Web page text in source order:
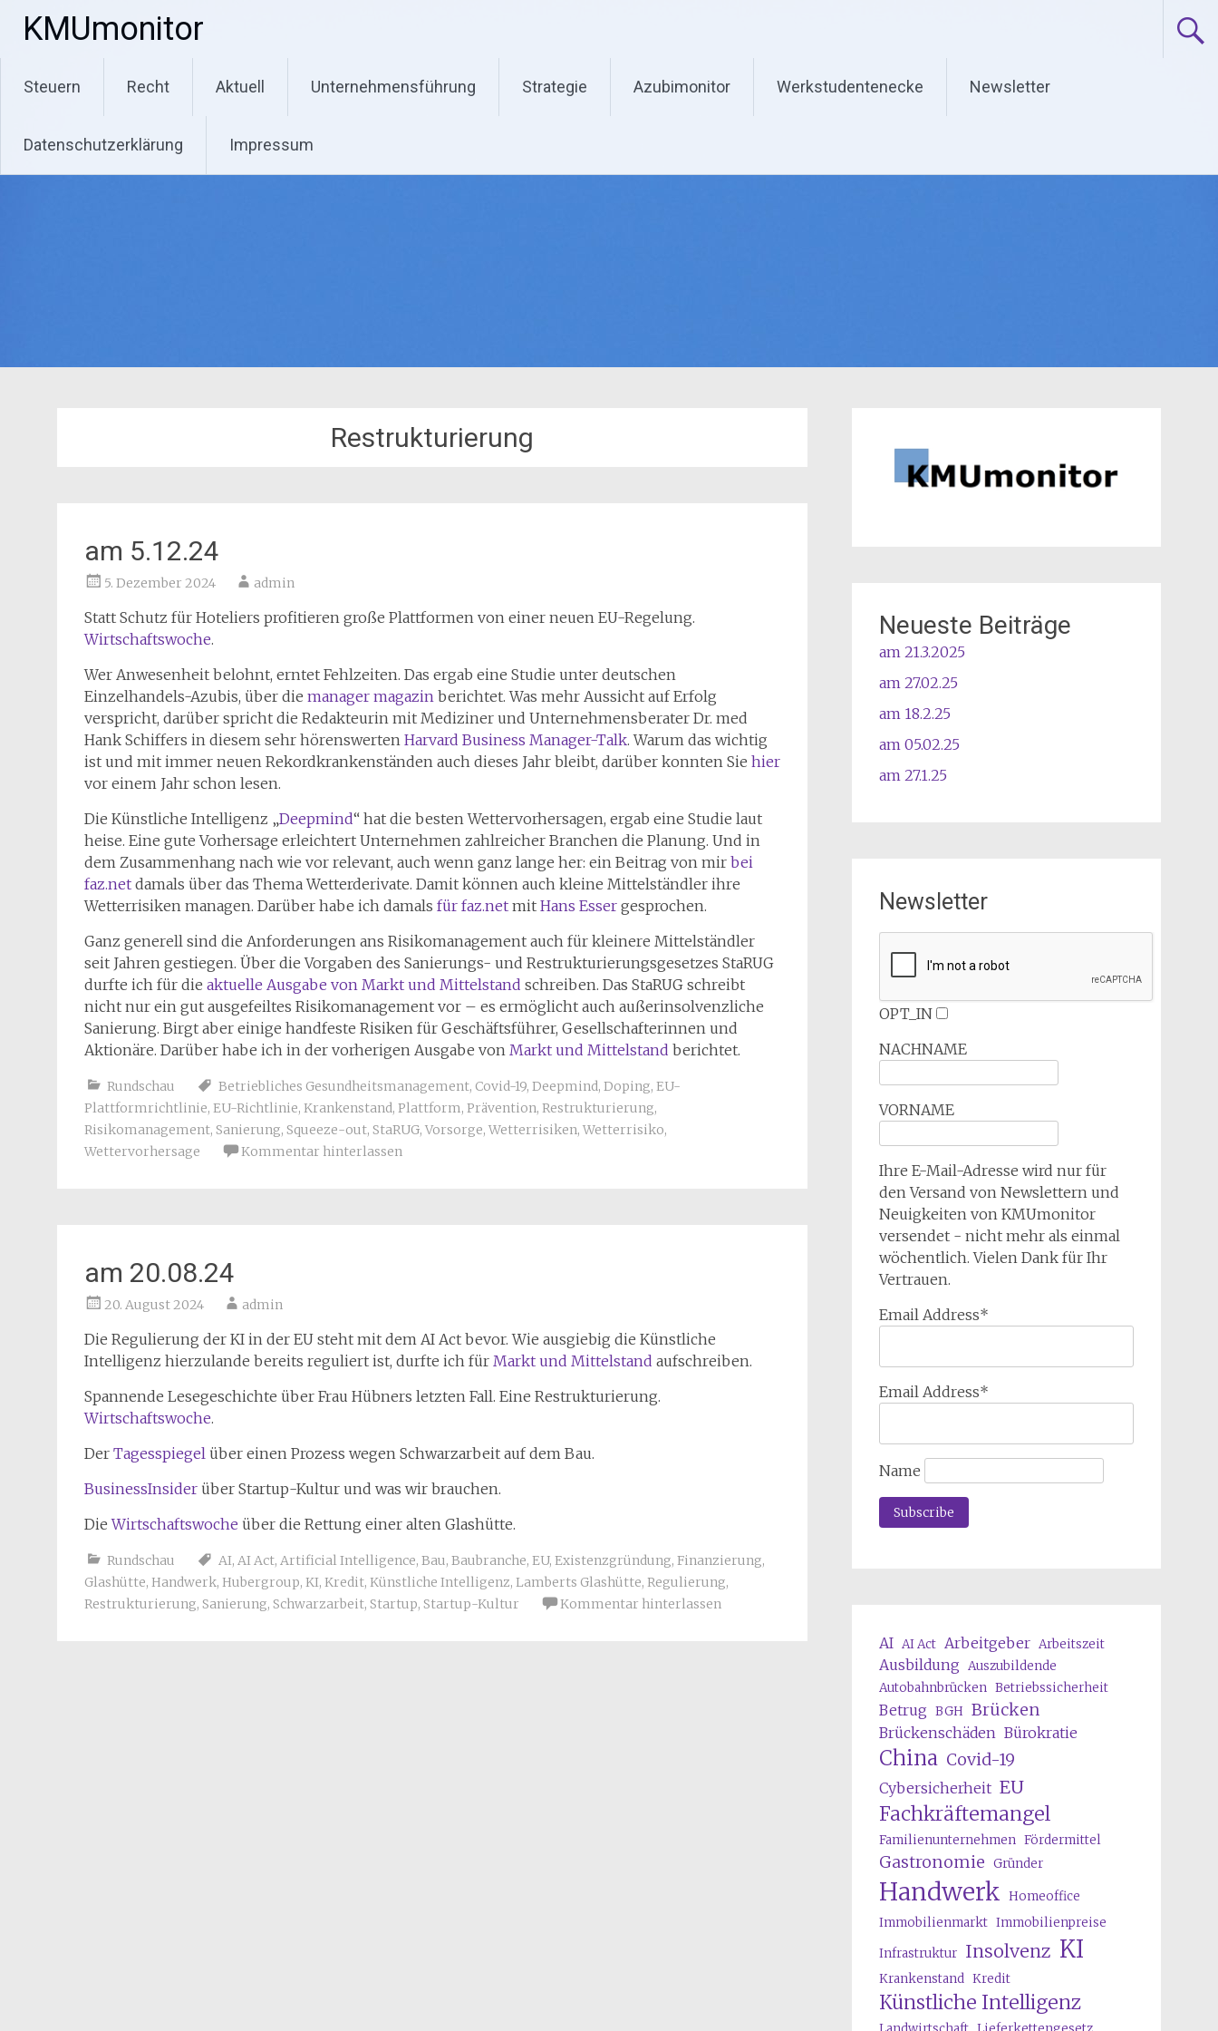
Inhalt
springen
KMUmonitor
Steuern Recht Aktuell Unternehmensführung Strategie Azubimonitor Werkstudentenecke Newsletter
Datenschutzerklärung Impressum
Restrukturierung
am 5.12.24
5. Dezember 2024 admin
Statt Schutz für Hoteliers profitieren große Plattformen von einer neuen EU-Regelung.
Wirtschaftswoche.
Wer Anwesenheit belohnt, erntet Fehlzeiten. Das ergab eine Studie unter deutschen
Einzelhandels-Azubis, über die manager magazin berichtet. Was mehr Aussicht auf Erfolg
verspricht, darüber spricht die Redakteurin mit Mediziner und Unternehmensberater Dr. med
Hank Schiffers in diesem sehr hörenswerten Harvard Business Manager-Talk. Warum das wichtig
ist und mit immer neuen Rekordkrankenständen auch dieses Jahr bleibt, darüber konnten Sie hier
vor einem Jahr schon lesen.
Die Künstliche Intelligenz „Deepmind“ hat die besten Wettervorhersagen, ergab eine Studie laut
heise. Eine gute Vorhersage erleichtert Unternehmen zahlreicher Branchen die Planung. Und in
dem Zusammenhang nach wie vor relevant, auch wenn ganz lange her: ein Beitrag von mir bei
faz.net damals über das Thema Wetterderivate. Damit können auch kleine Mittelständler ihre
Wetterrisiken managen. Darüber habe ich damals für faz.net mit Hans Esser gesprochen.
Ganz generell sind die Anforderungen ans Risikomanagement auch für kleinere Mittelständler
seit Jahren gestiegen. Über die Vorgaben des Sanierungs- und Restrukturierungsgesetzes StaRUG
durfte ich für die aktuelle Ausgabe von Markt und Mittelstand schreiben. Das StaRUG schreibt
nicht nur ein gut ausgefeiltes Risikomanagement vor – es ermöglicht auch außerinsolvenzliche
Sanierung. Birgt aber einige handfeste Risiken für Geschäftsführer, Gesellschafterinnen und
Aktionäre. Darüber habe ich in der vorherigen Ausgabe von Markt und Mittelstand berichtet.
Rundschau Betriebliches Gesundheitsmanagement, Covid-19, Deepmind, Doping, EU-
Plattformrichtlinie, EU-Richtlinie, Krankenstand, Plattform, Prävention, Restrukturierung,
Risikomanagement, Sanierung, Squeeze-out, StaRUG, Vorsorge, Wetterrisiken, Wetterrisiko,
Wettervorhersage
Kommentar hinterlassen
am 20.08.24
20. August 2024 admin
Die Regulierung der KI in der EU steht mit dem AI Act bevor. Wie ausgiebig die Künstliche
Intelligenz hierzulande bereits reguliert ist, durfte ich für Markt und Mittelstand aufschreiben.
Spannende Lesegeschichte über Frau Hübners letzten Fall. Eine Restrukturierung.
Wirtschaftswoche.
Der Tagesspiegel über einen Prozess wegen Schwarzarbeit auf dem Bau.
BusinessInsider über Startup-Kultur und was wir brauchen.
DieWirtschaftswoche über die Rettung einer alten Glashütte.
Rundschau AI, AI Act, Artificial Intelligence, Bau, Baubranche, EU, Existenzgründung, Finanzierung,
Glashütte, Handwerk, Hubergroup, KI, Kredit, Künstliche Intelligenz, Lamberts Glashütte, Regulierung,
Restrukturierung, Sanierung, Schwarzarbeit, Startup, Startup-Kultur Kommentar hinterlassen
Neueste Beiträge
am 21.3.2025
am 27.02.25
am 18.2.25
am 05.02.25
am 27.1.25
Newsletter
OPT_IN
NACHNAME
VORNAME
Ihre E-Mail-Adresse wird nur für
den Versand von Newslettern und
Neuigkeiten von KMUmonitor
versendet - nicht mehr als einmal
wöchentlich. Vielen Dank für Ihr
Vertrauen.
Email Address*
Email Address*
Name
AI AI Act Arbeitgeber Arbeitszeit
Ausbildung Auszubildende
Autobahnbrücken Betriebssicherheit
Betrug BGH Brücken
Brückenschäden Bürokratie
China Covid-19
Cybersicherheit EU
Fachkräftemangel
Familienunternehmen Fördermittel
Gastronomie Gründer
Handwerk Homeoffice
Immobilienmarkt Immobilienpreise
Infrastruktur Insolvenz KI
Krankenstand Kredit
Künstliche Intelligenz